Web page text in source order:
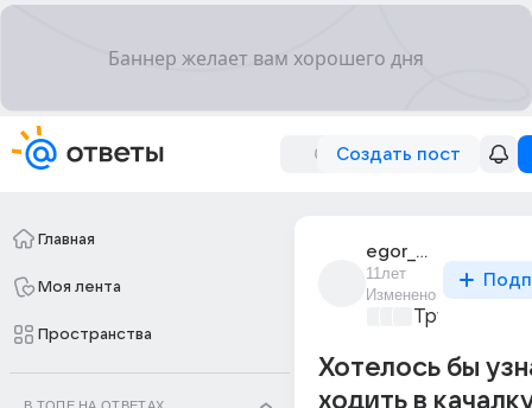
Создать пост
Главная
Моя лента
Пространства
egor_gavrilov_182
11лет
Изменено
Трушный
Хотелось бы
ходить в